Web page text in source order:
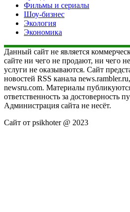
Фильмы и сериалы
Шоу-бизнес
Экология
Экономика
Данный сайт не является
сайте ни чего не продают, ни чего
услуги не оказываются. Сайт
новостей RSS канала
newsru.com. Материалы
ответственность за достоверность
Администрация сайта не несёт.
Сайт от psikhoter @ 2023